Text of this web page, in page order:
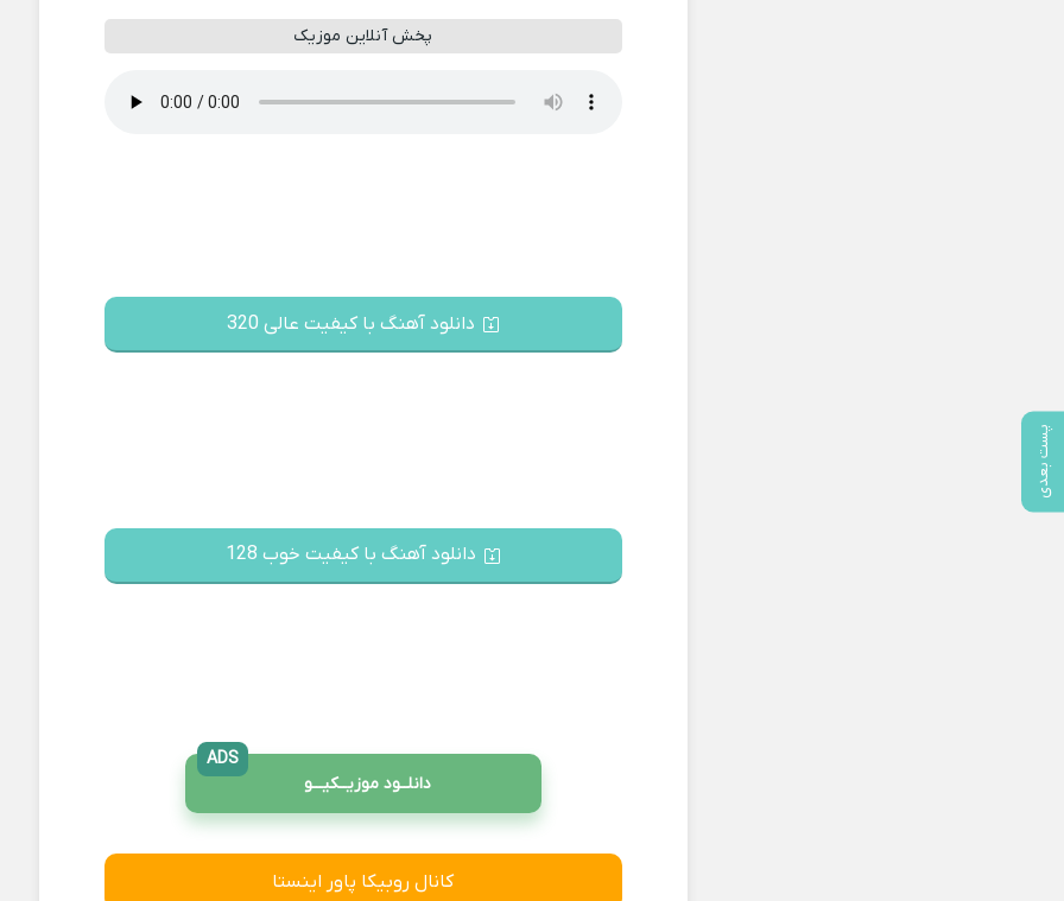
پست بعدی
پخش آنلاین موزیک
دانلود آهنگ با کیفیت عالی 320
دانلود آهنگ با کیفیت خوب 128
دانلــود موزیــکیـــو
ADS
کانال روبیکا پاور اینستا